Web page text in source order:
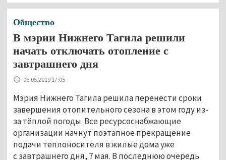
Общество
В мэрии Нижнего Тагила решили
начать отключать отопление с
завтрашнего дня
06.05.2019 17:05
Мэрия Нижнего Тагила решила перенести сроки
завершения отопительного сезона в этом году из-
за тёплой погоды. Все ресурсоснабжающие
организации начнут поэтапное прекращение
подачи теплоносителя в жилые дома уже
с завтрашнего дня, 7 мая. В последнюю очередь